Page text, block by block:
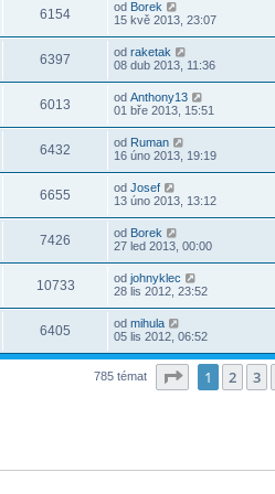
6154 od Borek
15 kvě 2013, 23:07
6397 od raketak
08 dub 2013, 11:36
6013 od Anthony13
01 bře 2013, 15:51
6432 od Ruman
16 úno 2013, 19:19
6655 od Josef
13 úno 2013, 13:12
7426 od Borek
27 led 2013, 00:00
10733 od johnyklec
28 lis 2012, 23:52
6405 od mihula
05 lis 2012, 06:52
785 témat Stránka z
1 2 3